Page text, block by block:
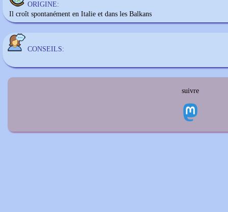
ORIGINE:
Il croît spontanément en Italie et dans les Balkans
CONSEILS:
suivre